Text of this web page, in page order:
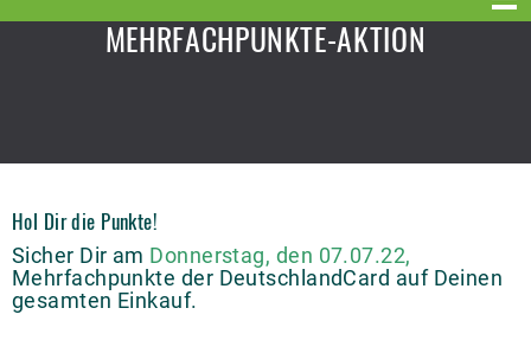
MEHRFACHPUNKTE-AKTION
Hol Dir die Punkte!
Sicher Dir am Donnerstag, den 07.07.22,
Mehrfachpunkte der DeutschlandCard auf Deinen
gesamten Einkauf.